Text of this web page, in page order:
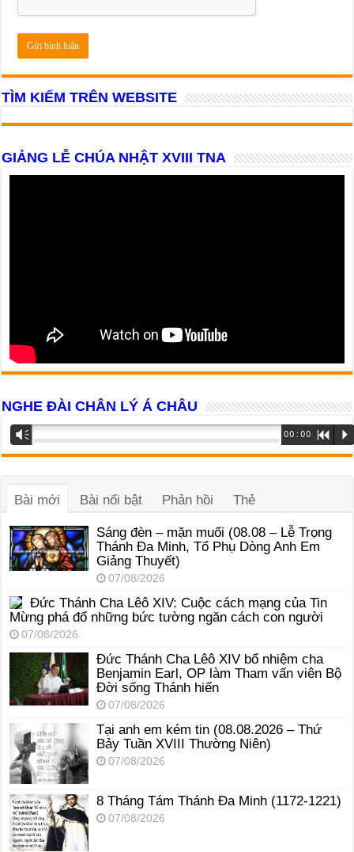
TÌM KIẾM TRÊN WEBSITE
GIẢNG LỄ CHÚA NHẬT XVIII TNA
NGHE ĐÀI CHÂN LÝ Á CHÂU
Trình
phát
Vm 00:00 R P
Bài mới Bài nổi bật Phản hồi Thẻ
Sáng đèn – mặn muối (08.08 – Lễ Trọng
Thánh Đa Minh, Tổ Phụ Dòng Anh Em
Giảng Thuyết)
07/08/2026
Đức Thánh Cha Lêô XIV: Cuộc cách mạng của Tin
Mừng phá đổ những bức tường ngăn cách con người
07/08/2026
Đức Thánh Cha Lêô XIV bổ nhiệm cha
Benjamin Earl, OP làm Tham vấn viên Bộ
Đời sống Thánh hiến
07/08/2026
Tại anh em kém tin (08.08.2026 – Thứ
Bảy Tuần XVIII Thường Niên)
07/08/2026
8 Tháng Tám Thánh Ða Minh (1172-1221)
07/08/2026